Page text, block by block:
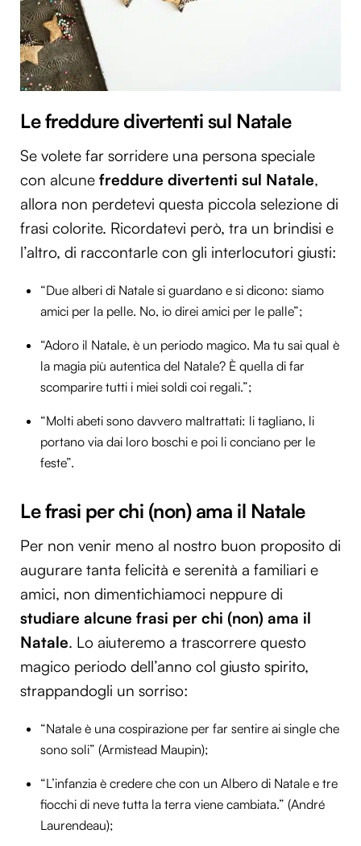
Le freddure divertenti sul Natale
Se volete far sorridere una persona speciale
con alcune freddure divertenti sul Natale,
allora non perdetevi questa piccola selezione di
frasi colorite. Ricordatevi però, tra un brindisi e
l’altro, di raccontarle con gli interlocutori giusti:
“Due alberi di Natale si guardano e si dicono: siamo
amici per la pelle. No, io direi amici per le palle”;
“Adoro il Natale, è un periodo magico. Ma tu sai qual è
la magia più autentica del Natale? È quella di far
scomparire tutti i miei soldi coi regali.”;
“Molti abeti sono davvero maltrattati: li tagliano, li
portano via dai loro boschi e poi li conciano per le
feste”.
Le frasi per chi (non) ama il Natale
Per non venir meno al nostro buon proposito di
augurare tanta felicità e serenità a familiari e
amici, non dimentichiamoci neppure di
studiare alcune frasi per chi (non) ama il
Natale. Lo aiuteremo a trascorrere questo
magico periodo dell’anno col giusto spirito,
strappandogli un sorriso:
“Natale è una cospirazione per far sentire ai single che
sono soli” (Armistead Maupin);
“L’infanzia è credere che con un Albero di Natale e tre
fiocchi di neve tutta la terra viene cambiata.” (André
Laurendeau);